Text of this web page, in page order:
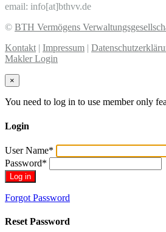
email: info[at]bthvv.de
© BTH Vermögens
Kontakt| Impressum |
Makler Login
×
You need to log in to use member only
Login
User Name*
Password*
Forgot Password
Reset Password